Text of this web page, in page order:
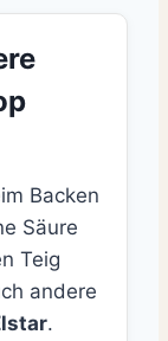
Backen
Säure
Teig
andere
.